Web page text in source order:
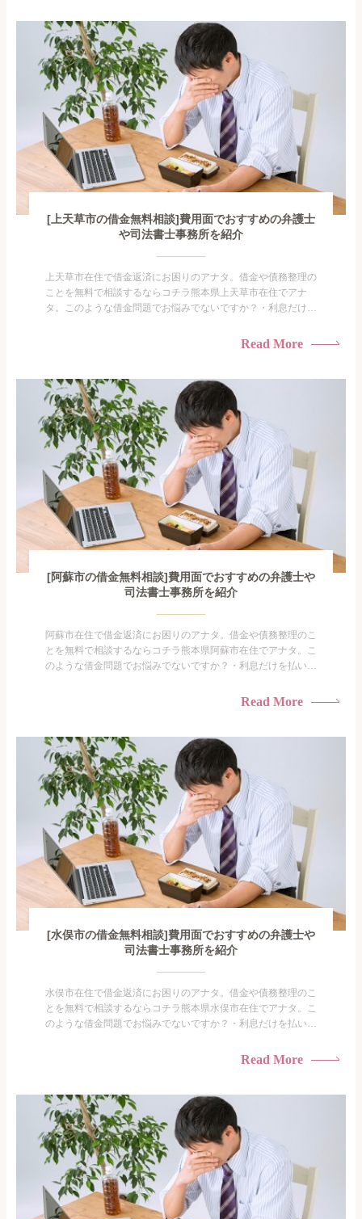
がありま...
[上天草市の借金無料相談]費用面でおすすめの弁護士
や司法書士事務所を紹介
上天草市在住で借金返済にお困りのアナタ。借金や債務整理の
ことを無料で相談するならコチラ熊本県上天草市在住でアナ
タ。このような借金問題でお悩みでないですか？・利息だけを
族に知られたくない・借金の催促、取り立てで憂鬱になる。・
も限界があ...
Read More
[阿蘇市の借金無料相談]費用面でおすすめの弁護士や
司法書士事務所を紹介
阿蘇市在住で借金返済にお困りのアナタ。借金や債務整理のこ
とを無料で相談するならコチラ熊本県阿蘇市在住でアナタ。こ
のような借金問題でお悩みでないですか？・利息だけを払い続
られたくない・借金の催促、取り立てで憂鬱になる。・闇金に
がありま...
Read More
[水俣市の借金無料相談]費用面でおすすめの弁護士や
司法書士事務所を紹介
水俣市在住で借金返済にお困りのアナタ。借金や債務整理のこ
とを無料で相談するならコチラ熊本県水俣市在住でアナタ。こ
のような借金問題でお悩みでないですか？・利息だけを払い続
られたくない・借金の催促、取り立てで憂鬱になる。・闇金に
がありま...
Read More